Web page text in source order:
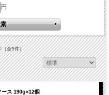
円
（全5件）
ス 190g×12個